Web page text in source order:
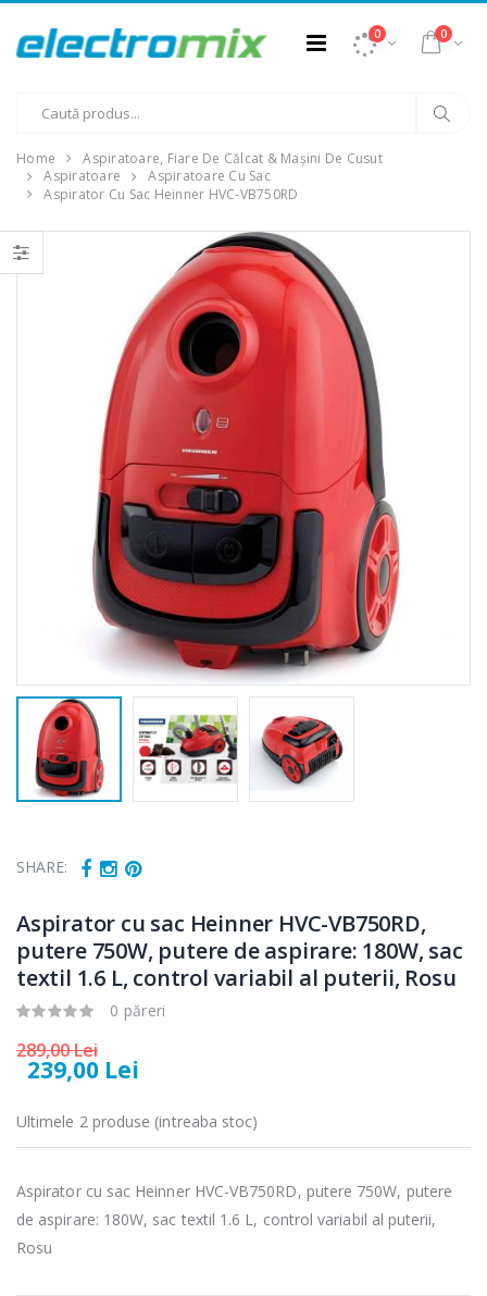
0 0
Home
Aspiratoare, Fiare De Călcat & Mașini De Cusut
Aspiratoare
Aspiratoare Cu Sac
Aspirator Cu Sac Heinner HVC-VB750RD
SHARE:
Aspirator cu sac Heinner HVC-VB750RD,
putere 750W, putere de aspirare: 180W, sac
textil 1.6 L, control variabil al puterii, Rosu
0 păreri
289,00 Lei
239,00 Lei
Ultimele 2 produse (intreaba stoc)
Aspirator cu sac Heinner HVC-VB750RD, putere 750W, putere
de aspirare: 180W, sac textil 1.6 L, control variabil al puterii,
Rosu
Fierbator
electric cu filtru
89,00 Lei
Masina de tocat
549,00 Lei
Masina de tocat
carne
Mixer vertical
Heinner HHB-
DC1000SSBK ...
Robot de
bucatarie